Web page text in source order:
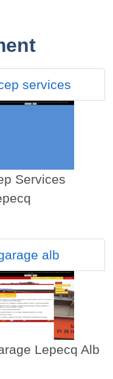
services
Services
alb
Lepecq Alb